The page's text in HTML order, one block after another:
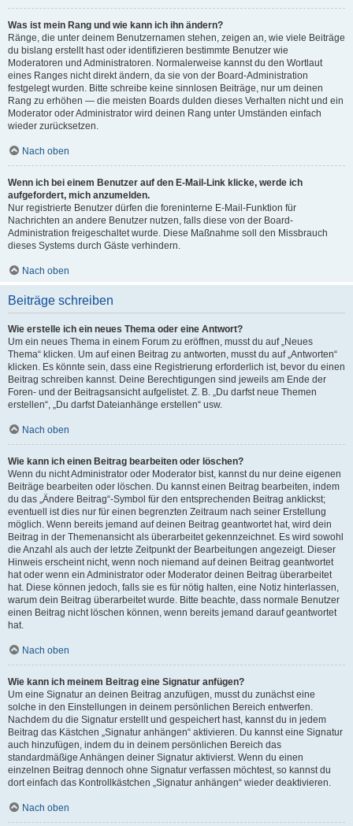
Was ist mein Rang und wie kann ich ihn ändern?
Ränge, die unter deinem Benutzernamen stehen, zeigen an, wie viele Beiträge
du bislang erstellt hast oder identifizieren bestimmte Benutzer wie
Moderatoren und Administratoren. Normalerweise kannst du den Wortlaut
eines Ranges nicht direkt ändern, da sie von der Board-Administration
festgelegt wurden. Bitte schreibe keine sinnlosen Beiträge, nur um deinen
Rang zu erhöhen — die meisten Boards dulden dieses Verhalten nicht und ein
Moderator oder Administrator wird deinen Rang unter Umständen einfach
wieder zurücksetzen.
Nach oben
Wenn ich bei einem Benutzer auf den E-Mail-Link klicke, werde ich
aufgefordert, mich anzumelden.
Nur registrierte Benutzer dürfen die foreninterne E-Mail-Funktion für
Nachrichten an andere Benutzer nutzen, falls diese von der Board-
Administration freigeschaltet wurde. Diese Maßnahme soll den Missbrauch
dieses Systems durch Gäste verhindern.
Nach oben
Beiträge schreiben
Wie erstelle ich ein neues Thema oder eine Antwort?
Um ein neues Thema in einem Forum zu eröffnen, musst du auf „Neues
Thema“ klicken. Um auf einen Beitrag zu antworten, musst du auf „Antworten“
klicken. Es könnte sein, dass eine Registrierung erforderlich ist, bevor du einen
Beitrag schreiben kannst. Deine Berechtigungen sind jeweils am Ende der
Foren- und der Beitragsansicht aufgelistet. Z. B. „Du darfst neue Themen
erstellen“, „Du darfst Dateianhänge erstellen“ usw.
Nach oben
Wie kann ich einen Beitrag bearbeiten oder löschen?
Wenn du nicht Administrator oder Moderator bist, kannst du nur deine eigenen
Beiträge bearbeiten oder löschen. Du kannst einen Beitrag bearbeiten, indem
du das „Ändere Beitrag“-Symbol für den entsprechenden Beitrag anklickst;
eventuell ist dies nur für einen begrenzten Zeitraum nach seiner Erstellung
möglich. Wenn bereits jemand auf deinen Beitrag geantwortet hat, wird dein
Beitrag in der Themenansicht als überarbeitet gekennzeichnet. Es wird sowohl
die Anzahl als auch der letzte Zeitpunkt der Bearbeitungen angezeigt. Dieser
Hinweis erscheint nicht, wenn noch niemand auf deinen Beitrag geantwortet
hat oder wenn ein Administrator oder Moderator deinen Beitrag überarbeitet
hat. Diese können jedoch, falls sie es für nötig halten, eine Notiz hinterlassen,
warum dein Beitrag überarbeitet wurde. Bitte beachte, dass normale Benutzer
einen Beitrag nicht löschen können, wenn bereits jemand darauf geantwortet
hat.
Nach oben
Wie kann ich meinem Beitrag eine Signatur anfügen?
Um eine Signatur an deinen Beitrag anzufügen, musst du zunächst eine
solche in den Einstellungen in deinem persönlichen Bereich entwerfen.
Nachdem du die Signatur erstellt und gespeichert hast, kannst du in jedem
Beitrag das Kästchen „Signatur anhängen“ aktivieren. Du kannst eine Signatur
auch hinzufügen, indem du in deinem persönlichen Bereich das
standardmäßige Anhängen deiner Signatur aktivierst. Wenn du einen
einzelnen Beitrag dennoch ohne Signatur verfassen möchtest, so kannst du
dort einfach das Kontrollkästchen „Signatur anhängen“ wieder deaktivieren.
Nach oben